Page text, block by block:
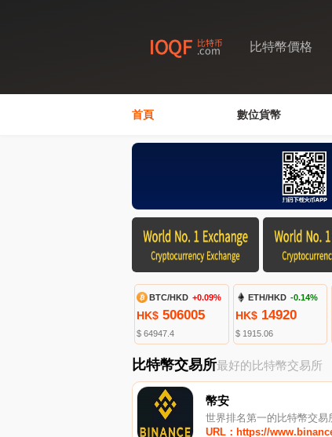
比特幣價格
首頁 數位貨幣
BTC/HKD +0.09%
HK$ 506005
$ 64947.4
ETH/HKD -0.14%
HK$14920
$ 1915.06
比特幣交易所最好的比特幣交易所
幣安
世界排名第一的比特幣交易
URL：https://